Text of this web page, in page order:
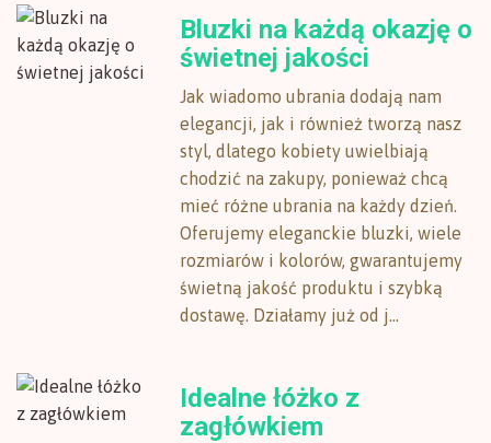
Bluzki na każdą okazję o
świetnej jakości
Jak wiadomo ubrania dodają nam
elegancji, jak i również tworzą nasz
styl, dlatego kobiety uwielbiają
chodzić na zakupy, ponieważ chcą
mieć różne ubrania na każdy dzień.
Oferujemy eleganckie bluzki, wiele
rozmiarów i kolorów, gwarantujemy
świetną jakość produktu i szybką
dostawę. Działamy już od j...
Idealne łóżko z
zagłówkiem